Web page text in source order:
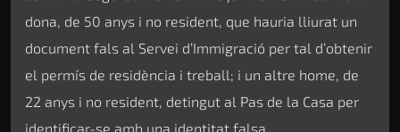
dona, de 50 anys i no resident, que hauria lliurat un
document fals al Servei d’Immigració per tal d’obtenir
el permís de residència i treball; i un altre home, de
22 anys i no resident, detingut al Pas de la Casa per
identificar-se amb una identitat falsa.